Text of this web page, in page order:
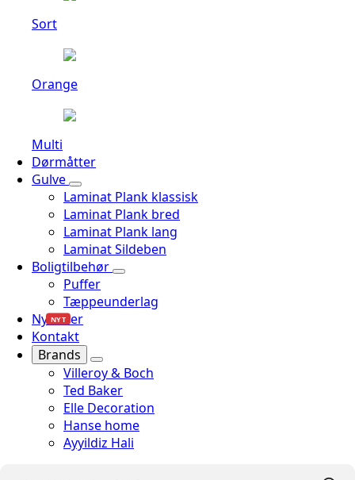
Sort
Orange
Multi
Dørmåtter
Gulve
Laminat Plank klassisk
Laminat Plank bred
Laminat Plank lang
Laminat Sildeben
Boligtilbehør
Puffer
Tæppeunderlag
Nyheder
NYT
Kontakt
Brands
Villeroy & Boch
Ted Baker
Elle Decoration
Hanse home
Ayyildiz Hali